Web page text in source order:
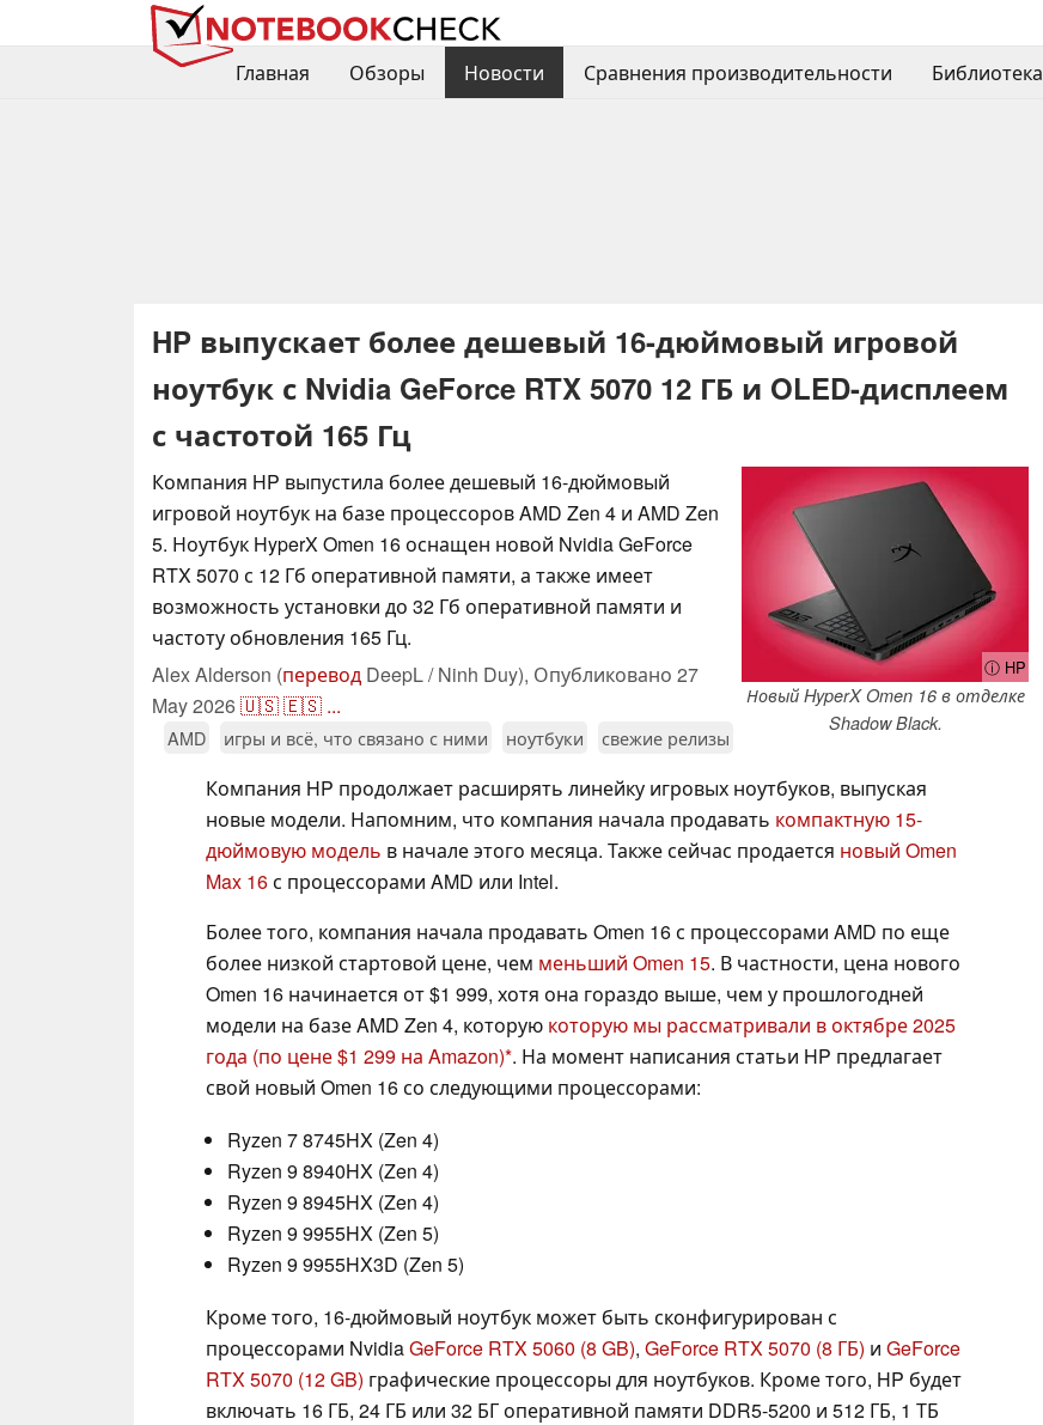
Главная
Обзоры Новости Сравнения производительности Библиотека
HP выпускает более дешевый 16-дюймовый игровой
ноутбук с Nvidia GeForce RTX 5070 12 ГБ и OLED-дисплеем
с частотой 165 Гц
ⓘ HP
Новый HyperX Omen 16 в отделке
Shadow Black.
Компания HP выпустила более дешевый 16-дюймовый
игровой ноутбук на базе процессоров AMD Zen 4 и AMD Zen
5. Ноутбук HyperX Omen 16 оснащен новой Nvidia GeForce
RTX 5070 с 12 Гб оперативной памяти, а также имеет
возможность установки до 32 Гб оперативной памяти и
частоту обновления 165 Гц.
Alex Alderson (перевод DeepL / Ninh Duy), Опубликовано 27
May 2026🇺🇸🇪🇸 ...
AMD игры и всё, что связано с ними ноутбуки свежие релизы
Компания HP продолжает расширять линейку игровых ноутбуков, выпуская
новые модели. Напомним, что компания начала продавать компактную 15-
дюймовую модель в начале этого месяца. Также сейчас продается новый Omen
Max 16с процессорами AMD или Intel.
Более того, компания начала продавать Omen 16 с процессорами AMD по еще
более низкой стартовой цене, чем меньший Omen 15. В частности, цена нового
Omen 16 начинается от $1 999, хотя она гораздо выше, чем у прошлогодней
модели на базе AMD Zen 4, которую которую мы рассматривали в октябре 2025
года (по цене $1 299 на Amazon) . На момент написания статьи HP предлагает
свой новый Omen 16 со следующими процессорами:
Ryzen 7 8745HX (Zen 4)
Ryzen 9 8940HX (Zen 4)
Ryzen 9 8945HX (Zen 4)
Ryzen 9 9955HX (Zen 5)
Ryzen 9 9955HX3D (Zen 5)
Кроме того, 16-дюймовый ноутбук может быть сконфигурирован с
процессорами NvidiaGeForce RTX 5060 (8 GB), GeForce RTX 5070 (8 ГБ) и GeForce
RTX 5070 (12 GB) графические процессоры для ноутбуков. Кроме того, HP будет
включать 16 ГБ, 24 ГБ или 32 БГ оперативной памяти DDR5-5200 и 512 ГБ, 1 ТБ